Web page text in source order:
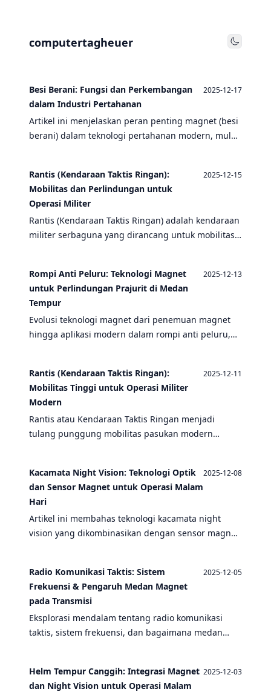
computertagheuer Toggle
Besi Berani: Fungsi dan Perkembangan
dalam Industri Pertahanan
2025-12-17
Artikel ini menjelaskan peran penting magnet (besi
berani) dalam teknologi pertahanan modern, mulai
aplikasi canggih saat ini.
Rantis (Kendaraan Taktis Ringan):
Mobilitas dan Perlindungan untuk
Operasi Militer
2025-12-15
Rantis (Kendaraan Taktis Ringan) adalah kendaraan
militer serbaguna yang dirancang untuk mobilitas
Rompi Anti Peluru: Teknologi Magnet
untuk Perlindungan Prajurit di Medan
Tempur
2025-12-13
Evolusi teknologi magnet dari penemuan magnet
hingga aplikasi modern dalam rompi anti peluru,
Rantis (Kendaraan Taktis Ringan):
Mobilitas Tinggi untuk Operasi Militer
Modern
2025-12-11
Rantis atau Kendaraan Taktis Ringan menjadi
tulang punggung mobilitas pasukan modern
dan peran Rantis dalam sistem pertahanan
terintegrasi bersama peralatan tempur lainnya.
Kacamata Night Vision: Teknologi Optik
dan Sensor Magnet untuk Operasi Malam
Hari
2025-12-08
Artikel ini membahas teknologi kacamata night
vision yang dikombinasikan dengan sensor magnet
dan rompi anti peluru.
Radio Komunikasi Taktis: Sistem
Frekuensi & Pengaruh Medan Magnet
pada Transmisi
2025-12-05
Eksplorasi mendalam tentang radio komunikasi
taktis, sistem frekuensi, dan bagaimana medan
Helm Tempur Canggih: Integrasi Magnet
dan Night Vision untuk Operasi Malam
2025-12-03